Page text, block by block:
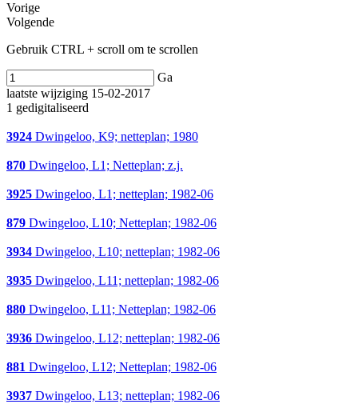
Vorige
Volgende
Gebruik CTRL + scroll om te scrollen
Ga
laatste wijziging 15-02-2017
1 gedigitaliseerd
3924 Dwingeloo, K9; netteplan; 1980
870 Dwingeloo, L1; Netteplan; z.j.
3925 Dwingeloo, L1; netteplan; 1982-06
879 Dwingeloo, L10; Netteplan; 1982-06
3934 Dwingeloo, L10; netteplan; 1982-06
3935 Dwingeloo, L11; netteplan; 1982-06
880 Dwingeloo, L11; Netteplan; 1982-06
3936 Dwingeloo, L12; netteplan; 1982-06
881 Dwingeloo, L12; Netteplan; 1982-06
3937 Dwingeloo, L13; netteplan; 1982-06